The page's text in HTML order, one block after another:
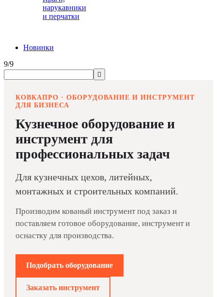
нарукавники
и перчатки
Новинки
9/9

КОВКАПРО · ОБОРУДОВАНИЕ И ИНСТРУМЕНТ
ДЛЯ БИЗНЕСА
Кузнечное оборудование и
инструмент для
профессиональных задач
Для кузнечных цехов, литейных,
монтажных и строительных компаний.
Производим кованый инструмент под заказ и
поставляем готовое оборудование, инструмент и
оснастку для производства.
Подобрать оборудование
Заказать инструмент